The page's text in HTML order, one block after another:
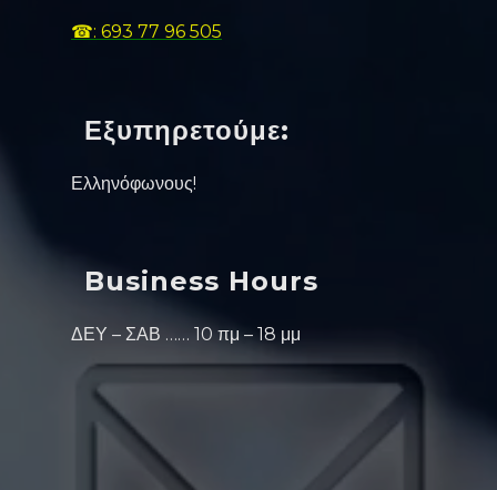
☎: 693 77 96 505
Εξυπηρετούμε:
Ελληνόφωνους!
Business Hours
ΔΕΥ – ΣΑΒ …… 10 πμ – 18 μμ